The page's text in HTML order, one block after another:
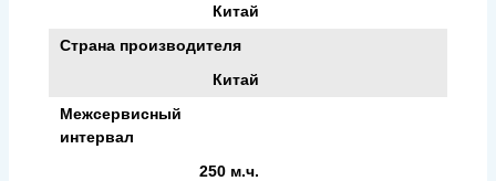
Китай
Страна производителя
Китай
Межсервисный
интервал
250 м.ч.